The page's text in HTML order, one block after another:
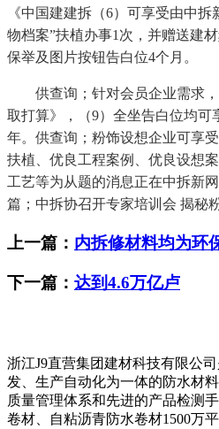
《中国建建拆（6）可享受由中
物档案”扶植办事1次，并赠送建
保举及图片按钮告白位4个月。
供查询；针对会员企业需求，
取打算》，（9）全坐告白位均可
年。供查询；粉饰设想企业可享
扶植、优良工程案例、优良设想
工艺等为从题的消息正在中拆新
篇；中拆协召开专家培训会 揭秘
上一篇： 内拆修材料均为环
下一篇： 达到4.6万亿卢
浙江J9直营集团建材科技有限公
发、生产自动化为一体的防水材
质量管理体系和先进的产品检测
卷材、自粘沥青防水卷材1500万